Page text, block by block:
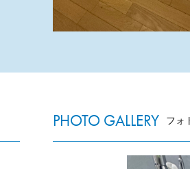
PHOTO GALLERY フォ